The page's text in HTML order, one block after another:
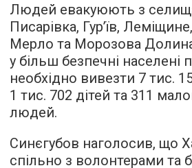
Людей евакуюють з селища
Писарівка, Гур’їв,
Мерло та Морозова
у більш безпечні населені
необхідно вивезти 7 тис.
1 тис. 702 дітей та 311
людей.
Синєгубов наголосив, що
спільно з волонтерами та